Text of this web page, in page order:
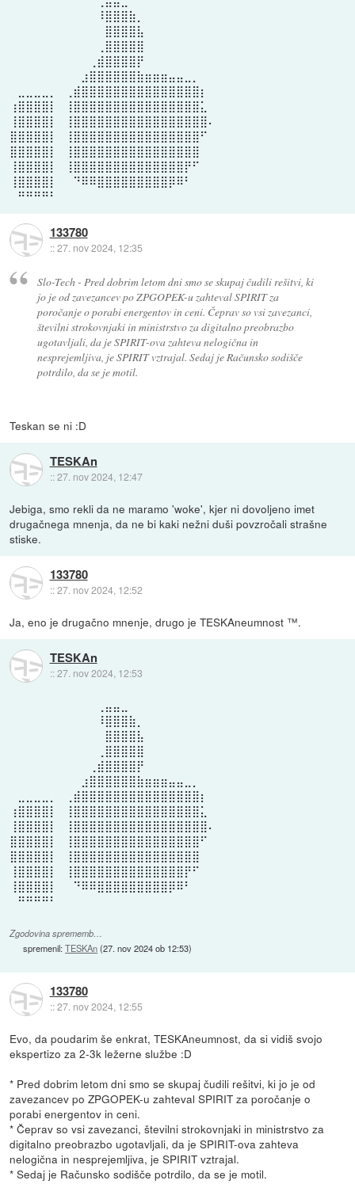
⠀⠀⠀⠀⠀⠀⠀⠀⠀⠀⠀⠸⣿⣿⣿⣷⡀⠀⠀⠀⠀⠀⠀⠀⠀⠀
⠀⠀⠀⠀⠀⠀⠀⠀⠀⠀⠀⠀⣿⣿⣿⣿⣧⠀⠀⠀⠀⠀⠀⠀⠀⠀
⠀⠀⠀⠀⠀⠀⠀⠀⠀⠀⠀⢀⣿⣿⣿⣿⣿⠀⠀⠀⠀⠀⠀⠀⠀⠀
⠀⠀⠀⠀⠀⠀⠀⠀⠀⠀⢀⣾⣿⣿⣿⣿⡟⠀⠀⠀⠀⠀⠀⠀⠀⠀
⠀⠀⠀⠀⠀⠀⠀⠀⠀⣰⣿⣿⣿⣿⣿⣿⣷⣶⣶⣶⣤⣤⣀⡀⠀⠀
⠀⣀⣀⣀⣀⡀⠀⢀⣾⣿⣿⣿⣿⣿⣿⣿⣿⣿⣿⣿⣿⣿⣿⣿⡆⠀
⢰⣿⣿⣿⣿⡇⠀⢸⣿⣿⣿⣿⣿⣿⣿⣿⣿⣿⣿⣿⣿⣿⣿⣿⣅⠀
⢸⣿⣿⣿⣿⡇⠀⢸⣿⣿⣿⣿⣿⣿⣿⣿⣿⣿⣿⣿⣿⣿⣿⣿⣿⠄
⣿⣿⣿⣿⣿⡇⠀⢸⣿⣿⣿⣿⣿⣿⣿⣿⣿⣿⣿⣿⣿⣿⣿⣿⠋⠀
⣿⣿⣿⣿⣿⡇⠀⢸⣿⣿⣿⣿⣿⣿⣿⣿⣿⣿⣿⣿⣿⣿⣿⣿⠀⠀
⢸⣿⣿⣿⣿⡇⠀⢸⣿⣿⣿⣿⣿⣿⣿⣿⣿⣿⣿⣿⣿⣿⡟⠋⠀⠀
⢸⣿⣿⣿⣿⡇⠀⠀⠙⠿⠿⣿⣿⣿⣿⣿⣿⣿⣿⣿⡿⠿⠃⠀⠀⠀
⠀⠛⠛⠛⠛⠃⠀⠀⠀⠀⠀⠀⠀⠀⠀⠀⠀⠀⠀⠀⠀⠀⠀⠀⠀⠀
133780
::27. nov 2024, 12:35
Slo-Tech - Pred dobrim letom dni smo se skupaj čudili rešitvi, ki
jo je od zavezancev po ZPGOPEK-u zahteval SPIRIT za
poročanje o porabi energentov in ceni. Čeprav so vsi zavezanci,
številni strokovnjaki in ministrstvo za digitalno preobrazbo
ugotavljali, da je SPIRIT-ova zahteva nelogična in
nesprejemljiva, je SPIRIT vztrajal. Sedaj je Računsko sodišče
potrdilo, da se je motil.
Teskan se ni :D
TESKAn
::27. nov 2024, 12:47
Jebiga, smo rekli da ne maramo 'woke', kjer ni dovoljeno imet
drugačnega mnenja, da ne bi kaki nežni duši povzročali strašne
stiske.
133780
::27. nov 2024, 12:52
Ja, eno je drugačno mnenje, drugo je TESKAneumnost ™.
TESKAn
::27. nov 2024, 12:53
⠀⠀⠀⠀⠀⠀⠀⠀⠀⠀⠀⢀⣤⣤⣀⠀⠀⠀⠀⠀⠀⠀⠀⠀⠀⠀
⠀⠀⠀⠀⠀⠀⠀⠀⠀⠀⠀⠸⣿⣿⣿⣷⡀⠀⠀⠀⠀⠀⠀⠀⠀⠀
⠀⠀⠀⠀⠀⠀⠀⠀⠀⠀⠀⠀⣿⣿⣿⣿⣧⠀⠀⠀⠀⠀⠀⠀⠀⠀
⠀⠀⠀⠀⠀⠀⠀⠀⠀⠀⠀⢀⣿⣿⣿⣿⣿⠀⠀⠀⠀⠀⠀⠀⠀⠀
⠀⠀⠀⠀⠀⠀⠀⠀⠀⠀⢀⣾⣿⣿⣿⣿⡟⠀⠀⠀⠀⠀⠀⠀⠀⠀
⠀⠀⠀⠀⠀⠀⠀⠀⠀⣰⣿⣿⣿⣿⣿⣿⣷⣶⣶⣶⣤⣤⣀⡀⠀⠀
⠀⣀⣀⣀⣀⡀⠀⢀⣾⣿⣿⣿⣿⣿⣿⣿⣿⣿⣿⣿⣿⣿⣿⣿⡆⠀
⢰⣿⣿⣿⣿⡇⠀⢸⣿⣿⣿⣿⣿⣿⣿⣿⣿⣿⣿⣿⣿⣿⣿⣿⣅⠀
⢸⣿⣿⣿⣿⡇⠀⢸⣿⣿⣿⣿⣿⣿⣿⣿⣿⣿⣿⣿⣿⣿⣿⣿⣿⠄
⣿⣿⣿⣿⣿⡇⠀⢸⣿⣿⣿⣿⣿⣿⣿⣿⣿⣿⣿⣿⣿⣿⣿⣿⠋⠀
⣿⣿⣿⣿⣿⡇⠀⢸⣿⣿⣿⣿⣿⣿⣿⣿⣿⣿⣿⣿⣿⣿⣿⣿⠀⠀
⢸⣿⣿⣿⣿⡇⠀⢸⣿⣿⣿⣿⣿⣿⣿⣿⣿⣿⣿⣿⣿⣿⡟⠋⠀⠀
⢸⣿⣿⣿⣿⡇⠀⠀⠙⠿⠿⣿⣿⣿⣿⣿⣿⣿⣿⣿⡿⠿⠃⠀⠀⠀
⠀⠛⠛⠛⠛⠃⠀⠀⠀⠀⠀⠀⠀⠀⠀⠀⠀⠀⠀⠀⠀⠀⠀⠀⠀⠀
Zgodovina sprememb…
spremenil:TESKAn(27. nov 2024 ob 12:53)
133780
::27. nov 2024, 12:55
Evo, da poudarim še enkrat, TESKAneumnost, da si vidiš svojo
ekspertizo za 2-3k ležerne službe :D
* Pred dobrim letom dni smo se skupaj čudili rešitvi, ki jo je od
zavezancev po ZPGOPEK-u zahteval SPIRIT za poročanje o
porabi energentov in ceni.
* Čeprav so vsi zavezanci, številni strokovnjaki in ministrstvo za
digitalno preobrazbo ugotavljali, da je SPIRIT-ova zahteva
nelogična in nesprejemljiva, je SPIRIT vztrajal.
* Sedaj je Računsko sodišče potrdilo, da se je motil.